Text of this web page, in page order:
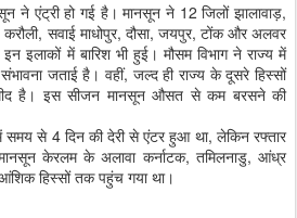
ने एंट्री हो गई है। मानसून ने 12 जिलों झालावाड़,
करौली, सवाई माधोपुर, दौसा, जयपुर, टोंक और अलवर
इलाकों में बारिश भी हुई। मौसम विभाग ने राज्य में
जताई है। वहीं, जल्द ही राज्य के दूसरे हिस्सों
है। इस सीजन मानसून औसत से कम बरसने की
से 4 दिन की देरी से एंटर हुआ था, लेकिन रफ्तार
केरलम के अलावा कर्नाटक, तमिलनाडु, आंध्र
हिस्सों तक पहुंच गया था।